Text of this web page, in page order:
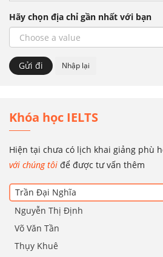
Hãy chọn địa chỉ gần nhất với bạn
Khóa học IELTS
Hiện tại chưa có lịch khai giảng phù
với chúng tôi để được tư vấn thêm
Trần Đại Nghĩa
Nguyễn Thị Định
Võ Văn Tần
Thụy Khuê